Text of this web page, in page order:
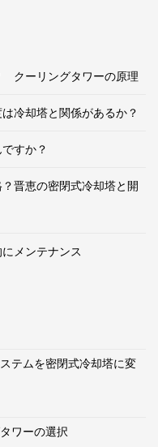
クーリングタワーの原理
冷却塔と関係があるか？
すか？
晋恵の密閉式冷却塔と開
メンテナンス
テムを密閉式冷却塔に変
ワーの選択